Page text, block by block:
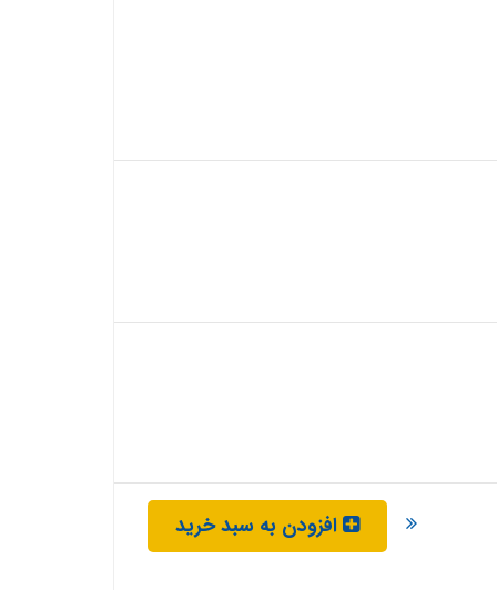
افزودن به سبد خرید